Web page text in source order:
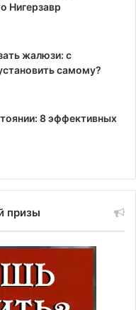
Нигерзавр
жалюзи: с
самому?
8 эффективных
призы